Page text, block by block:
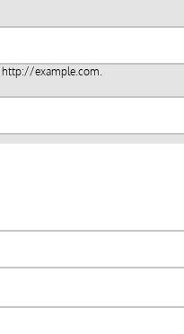
http://example.com.